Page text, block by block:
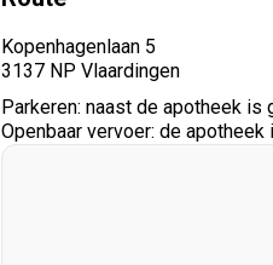
Kopenhagenlaan 5
3137 NP Vlaardingen
Parkeren: naast de apotheek
Openbaar vervoer: de